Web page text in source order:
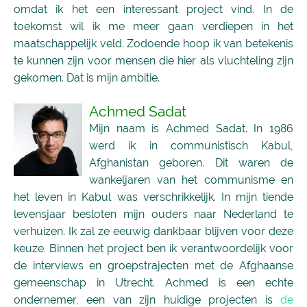
omdat ik het een interessant project vind. In de
toekomst wil ik me meer gaan verdiepen in het
maatschappelijk veld. Zodoende hoop ik van betekenis
te kunnen zijn voor mensen die hier als vluchteling zijn
gekomen. Dat is mijn ambitie.
Achmed Sadat
Mijn naam is Achmed Sadat. In 1986
werd ik in communistisch Kabul,
Afghanistan geboren. Dit waren de
wankeljaren van het communisme en
het leven in Kabul was verschrikkelijk. In mijn tiende
levensjaar besloten mijn ouders naar Nederland te
verhuizen. Ik zal ze eeuwig dankbaar blijven voor deze
keuze. Binnen het project ben ik verantwoordelijk voor
de interviews en groepstrajecten met de Afghaanse
gemeenschap in Utrecht. Achmed is een echte
ondernemer, een van zijn huidige projecten is de